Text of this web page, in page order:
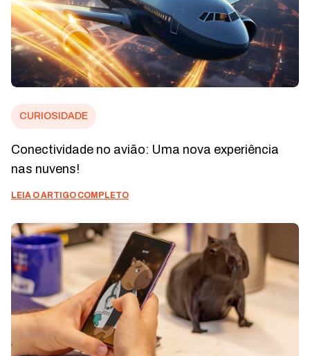
CURIOSIDADE
Conectividade no avião: Uma nova experiência
nas nuvens!
LEIA O ARTIGO COMPLETO